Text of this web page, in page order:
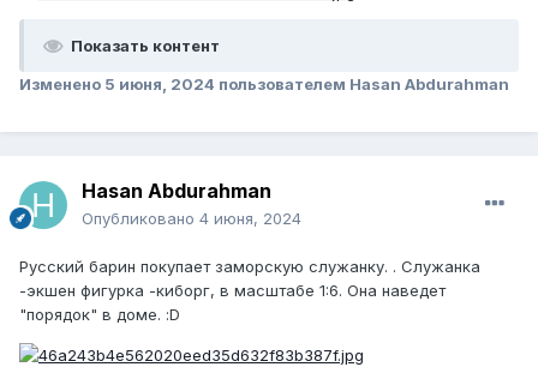
Показать контент
Изменено 5 июня, 2024 пользователем Hasan Abdurahman
Hasan Abdurahman
Опубликовано 4 июня, 2024
Русский барин покупает заморскую служанку. . Служанка
-экшен фигурка -киборг, в масштабе 1:6. Она наведет
"порядок" в доме. :D